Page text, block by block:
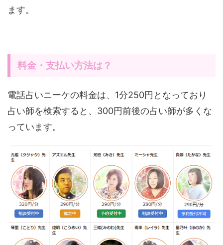
ます。
料金・支払い方法は？
電話占いニーケの料金は、1分250円となっており
占い師を検索すると、300円前後の占い師が多くな
っています。